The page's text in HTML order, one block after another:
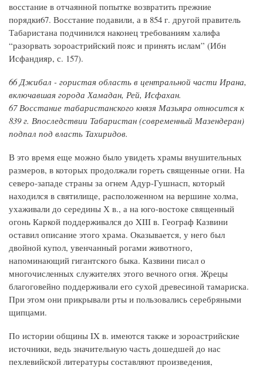
восстание в отчаянной попытке возвратить прежние
порядки67. Восстание подавили, а в 854 г. другой правитель
Табаристана подчинился наконец требованиям халифа
“разорвать зороастрийский пояс и принять ислам” (Ибн
Исфандияр, с. 157).
66 Джибал - гористая область в центральной части Ирана,
включавшая города Хамадан, Рей, Исфахан.
67 Восстание табаристанского князя Мазьяра относится к
839 г. Впоследствии Табаристан (современный Мазендеран)
подпал под власть Тахиридов.
В это время еще можно было увидеть храмы внушительных
размеров, в которых продолжали гореть священные огни. На
северо-западе страны за огнем Адур-Гушнасп, который
находился в святилище, расположенном на вершине холма,
ухаживали до середины Х в., а на юго-востоке священный
огонь Каркой поддерживался до XIII в. Географ Казвини
оставил описание этого храма. Оказывается, у него был
двойной купол, увенчанный рогами животного,
напоминающий гигантского быка. Казвини писал о
многочисленных служителях этого вечного огня. Жрецы
благоговейно поддерживали его сухой древесиной тамариска.
При этом они прикрывали рты и пользовались серебряными
щипцами.
По истории общины IX в. имеются также и зороастрийские
источники, ведь значительную часть дошедшей до нас
пехлевийской литературы составляют произведения,